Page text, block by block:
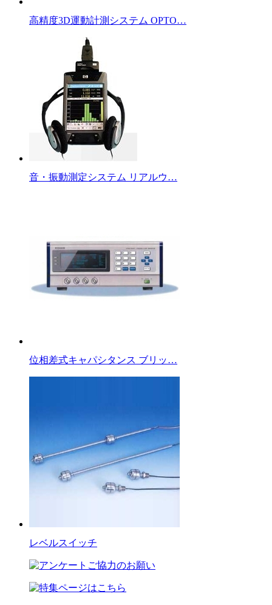
高精度3D運動計測システム OPTO…
音・振動測定システム リアルウ…
位相差式キャパシタンス ブリッ…
レベルスイッチ